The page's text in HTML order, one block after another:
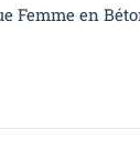
Femme en